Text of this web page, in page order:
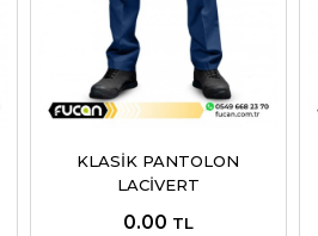
KLASİK PANTOLON
LACİVERT
0.00 TL